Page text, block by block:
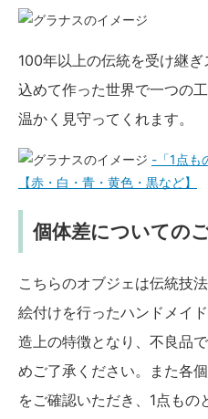
100年以上の伝統を受け継
込めて作った世界で一つの
温かく見守ってくれます。
-「1点も
【赤・白・青・黄色・黒など】
個体差についての
こちらのオブジェは伝統技
絵付けを行ったハンドメイ
造上の特徴となり、不良品
めご了承ください。また各
をご確認いただき、1点もの